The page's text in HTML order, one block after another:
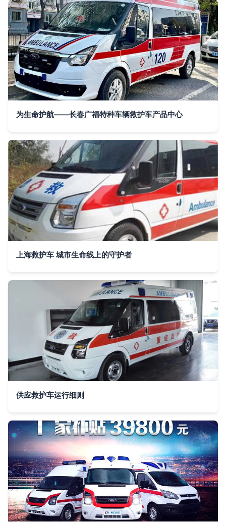
为生命护航——长春广福特种车辆救护车产品中心
上海救护车 城市生命线上的守护者
供应救护车运行细则